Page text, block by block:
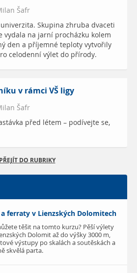
Šafr
Skupina zhruba dvaceti
vydala na jarní procházku kolem
den a příjemné teploty vytvořily
celodenní výlet do přírody.
v rámci VŠ ligy
Šafr
před létem – podívejte se,
PŘEJÍT DO RUBRIKY
ferraty v Lienzských Dolomitech
těšit na tomto kurzu? Pěší výlety
Dolomit až do výšky 3000 m,
výstupy po skalách a soutěskách a
skvělá parta.